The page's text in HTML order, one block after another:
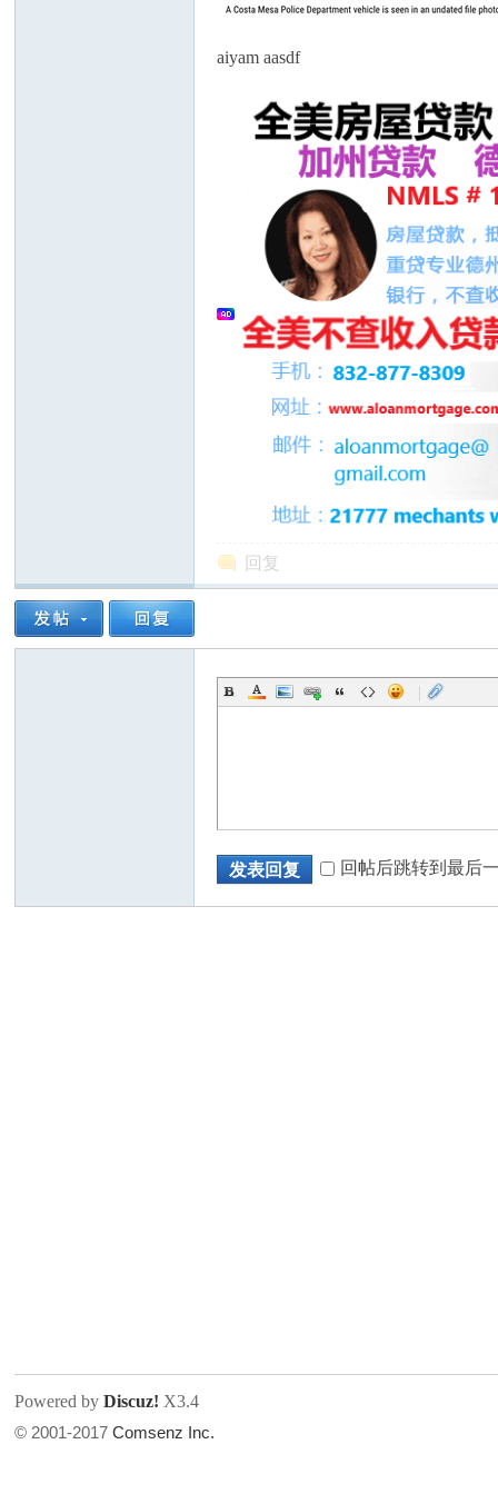
aiyam aasdf
回复
|
发表回复 回帖后跳转到最后
Powered byDiscuz! X3.4
© 2001-2017Comsenz Inc.